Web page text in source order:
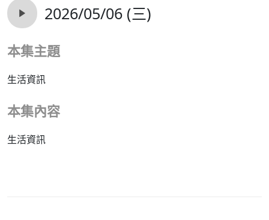
2026/05/06 (三)
本集主題
生活資訊
本集內容
生活資訊